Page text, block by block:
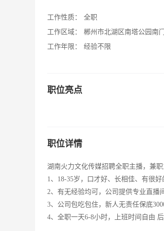
工作性质：
全职
工作区域：
郴州市北湖区南塔公园南门正对面
工作年限：
经验不限
职位亮点
职位详情
湖南火力文化传媒招聘全职主播，兼
1、18-35岁，口才好、长相佳、有很好
2、有无经验均可，公司提供专业直播
3、公司包吃包住，新人无责任保底
4、全职一天6-8小时，上班时间自由